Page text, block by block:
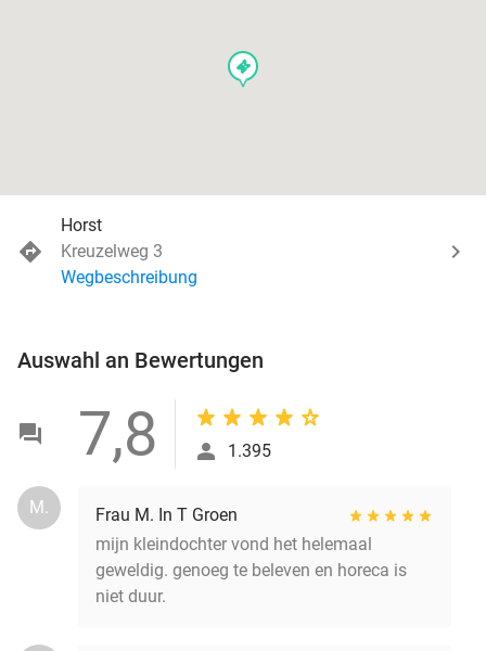
events
Horst
Kreuzelweg 3
Wegbeschreibung
Auswahl an Bewertungen
7,8 1.395
M.
Frau M. In T Groen
mijn kleindochter vond het helemaal
geweldig. genoeg te beleven en horeca is
niet duur.